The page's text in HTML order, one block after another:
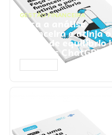
GESTÃO FINANCEIRA
Faça a análise
financeira e atinja o
ponto de equilíbrio |
Prompts ChatGPT